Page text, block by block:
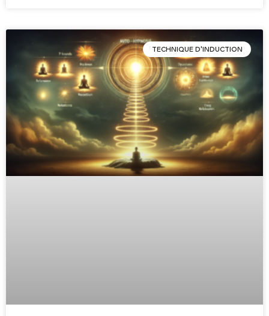
TECHNIQUE D'INDUCTION